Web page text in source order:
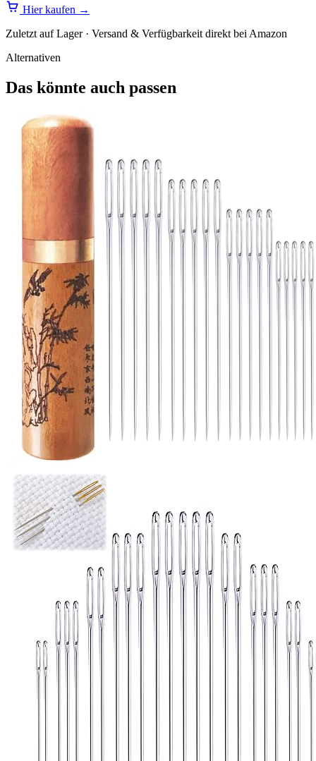
Hier kaufen →
Zuletzt auf Lager · Versand & Verfügbarkeit direkt bei Amazon
Alternativen
Das könnte auch passen